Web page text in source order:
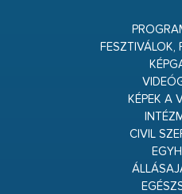
FESZTIVÁLOK,
KÉPEK A
CIVIL